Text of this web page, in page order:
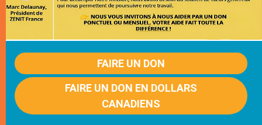
FAIRE UN DON
FAIRE UN DON EN DOLLARS
CANADIENS